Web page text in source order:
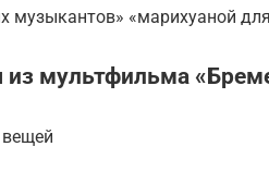
музыкантов» «марихуаной
мультфильма